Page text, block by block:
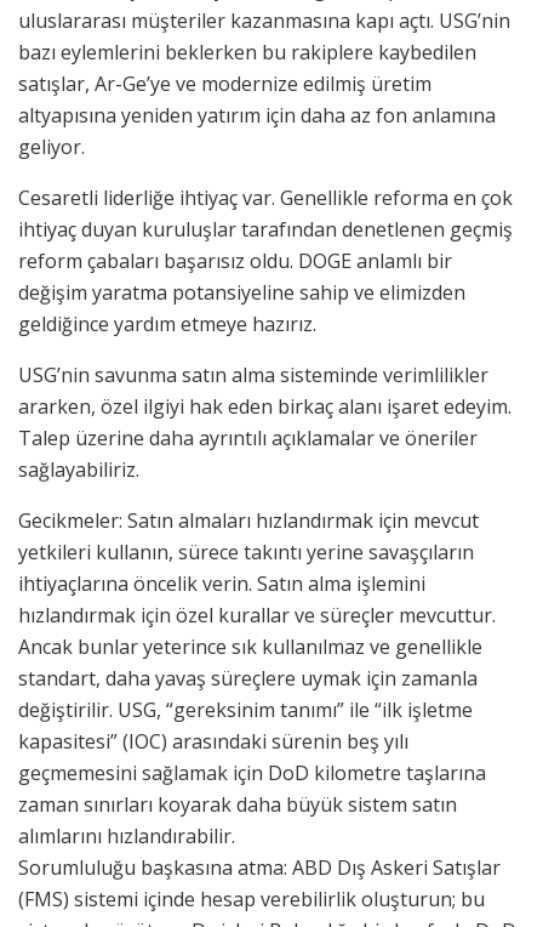
uluslararası müşteriler kazanmasına kapı açtı. USG’nin
bazı eylemlerini beklerken bu rakiplere kaybedilen
satışlar, Ar-Ge’ye ve modernize edilmiş üretim
altyapısına yeniden yatırım için daha az fon anlamına
geliyor.
Cesaretli liderliğe ihtiyaç var. Genellikle reforma en çok
ihtiyaç duyan kuruluşlar tarafından denetlenen geçmiş
reform çabaları başarısız oldu. DOGE anlamlı bir
değişim yaratma potansiyeline sahip ve elimizden
geldiğince yardım etmeye hazırız.
USG’nin savunma satın alma sisteminde verimlilikler
ararken, özel ilgiyi hak eden birkaç alanı işaret edeyim.
Talep üzerine daha ayrıntılı açıklamalar ve öneriler
sağlayabiliriz.
Gecikmeler: Satın almaları hızlandırmak için mevcut
yetkileri kullanın, sürece takıntı yerine savaşçıların
ihtiyaçlarına öncelik verin. Satın alma işlemini
hızlandırmak için özel kurallar ve süreçler mevcuttur.
Ancak bunlar yeterince sık kullanılmaz ve genellikle
standart, daha yavaş süreçlere uymak için zamanla
değiştirilir. USG, “gereksinim tanımı” ile “ilk işletme
kapasitesi” (IOC) arasındaki sürenin beş yılı
geçmemesini sağlamak için DoD kilometre taşlarına
zaman sınırları koyarak daha büyük sistem satın
alımlarını hızlandırabilir.
Sorumluluğu başkasına atma: ABD Dış Askeri Satışlar
(FMS) sistemi içinde hesap verebilirlik oluşturun; bu